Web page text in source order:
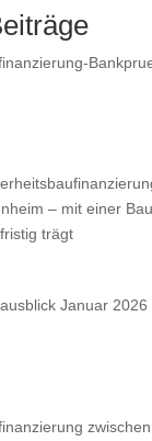
– mit einer
trägt
Januar 2026